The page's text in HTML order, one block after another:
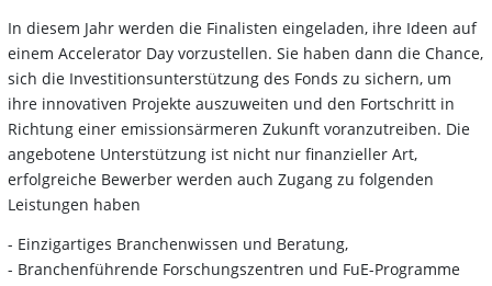
In diesem Jahr werden die Finalisten eingeladen, ihre Ideen auf
einem Accelerator Day vorzustellen. Sie haben dann die Chance,
sich die Investitionsunterstützung des Fonds zu sichern, um
ihre innovativen Projekte auszuweiten und den Fortschritt in
Richtung einer emissionsärmeren Zukunft voranzutreiben. Die
angebotene Unterstützung ist nicht nur finanzieller Art,
erfolgreiche Bewerber werden auch Zugang zu folgenden
Leistungen haben
- Einzigartiges Branchenwissen und Beratung,
- Branchenführende Forschungszentren und FuE-Programme